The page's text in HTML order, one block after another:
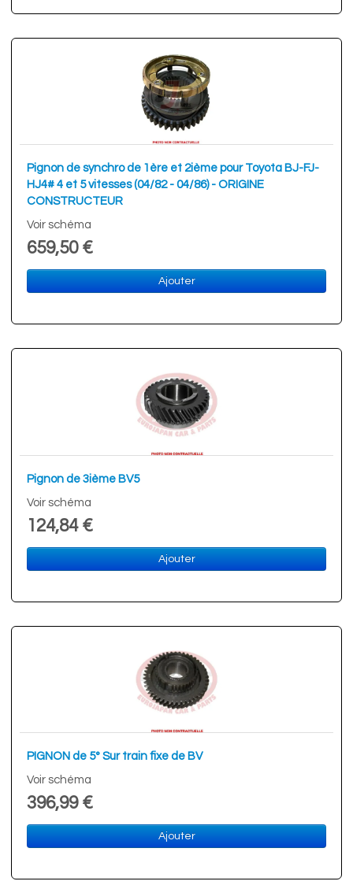
Pignon de synchro de 1ère et 2ième pour Toyota BJ-FJ-
HJ4# 4 et 5 vitesses (04/82 - 04/86) - ORIGINE
CONSTRUCTEUR
Voir schéma
659,50 €
Ajouter
Pignon de 3ième BV5
Voir schéma
124,84 €
Ajouter
PIGNON de 5° Sur train fixe de BV
Voir schéma
396,99 €
Ajouter